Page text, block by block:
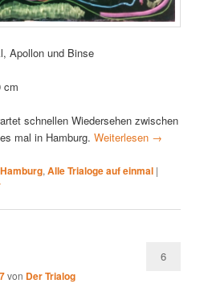
Apollon und Binse
cm
schnellen Wiedersehen zwischen
mal in Hamburg.Weiterlesen →
,Alle Trialoge auf einmal |
von Der Trialog
6